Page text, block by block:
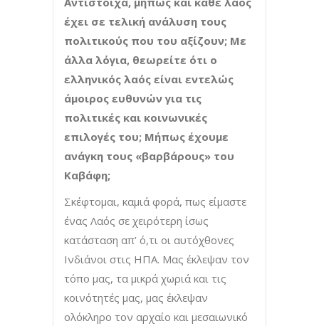
έχει σε τελική ανάλυση τους
πολιτικούς που του αξίζουν; Με
άλλα λόγια, θεωρείτε ότι ο
ελληνικός λαός είναι εντελώς
άμοιρος ευθυνών για τις
πολιτικές και κοινωνικές
επιλογές του; Μήπως έχουμε
ανάγκη τους «βαρβάρους» του
Καβάφη;
Σκέφτομαι, καμιά φορά, πως είμαστε
ένας Λαός σε χειρότερη ίσως
κατάσταση απ’ ό,τι οι αυτόχθονες
Ινδιάνοι στις ΗΠΑ. Μας έκλεψαν τον
τόπο μας, τα μικρά χωριά και τις
κοινότητές μας, μας έκλεψαν
ολόκληρο τον αρχαίο και μεσαιωνικό